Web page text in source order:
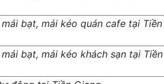
bạt, mái kéo quán cafe tại Tiền
bạt, mái kéo khách sạn tại Tiền